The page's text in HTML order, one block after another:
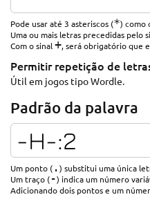
Pode usar até 3 asteriscos (*) como
Uma ou mais letras precedidas pelo
Com o sinal+, será obrigatório que
Permitir repetição de
Útil em jogos tipo Wordle.
Padrão da palavra
Um ponto (.) substitui uma única
Um traço (-) indica um número
Adicionando dois pontos e um